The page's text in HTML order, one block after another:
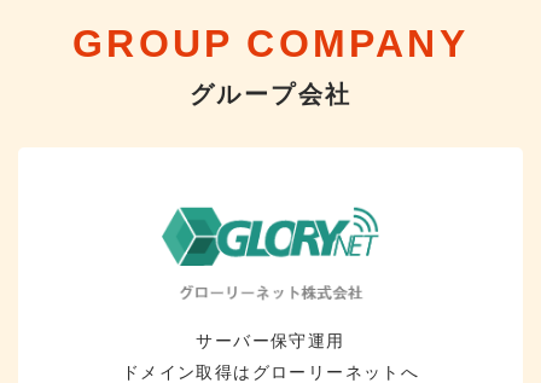
GROUP COMPANY
グループ会社
サーバー保守運用
ドメイン取得はグローリーネットへ